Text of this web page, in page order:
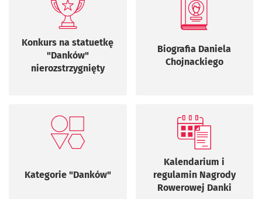
Konkurs na statuetkę
"Danków"
nierozstrzygnięty
Biografia Daniela
Chojnackiego
Kategorie "Danków"
Kalendarium i
regulamin Nagrody
Rowerowej Danki